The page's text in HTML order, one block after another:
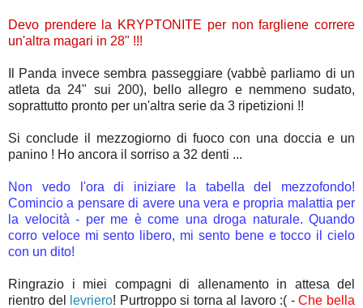
Devo prendere la KRYPTONITE per non fargliene correre
un'altra magari in 28" !!!
Il Panda invece sembra passeggiare (vabbè parliamo di un
atleta da 24" sui 200), bello allegro e nemmeno sudato,
soprattutto pronto per un'altra serie da 3 ripetizioni !!
Si conclude il mezzogiorno di fuoco con una doccia e un
panino ! Ho ancora il sorriso a 32 denti ...
Non vedo l'ora di iniziare la tabella del mezzofondo!
Comincio a pensare di avere una vera e propria malattia per
la velocità - per me è come una droga naturale. Quando
corro veloce mi sento libero, mi sento bene e tocco il cielo
con un dito!
Ringrazio i miei compagni di allenamento in attesa del
rientro del
levriero! Purtroppo si torna al lavoro :( -Che bella